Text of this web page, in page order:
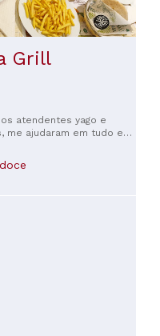
Grill
atendentes yago e
doce